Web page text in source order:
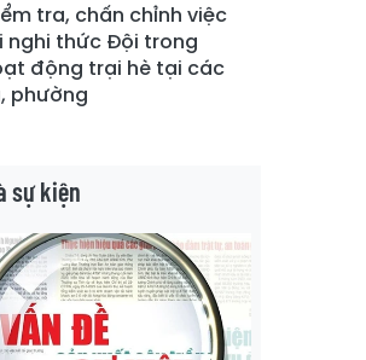
tra, chấn chỉnh việc
nghi thức Đội trong
động trại hè tại các
phường
sự kiện